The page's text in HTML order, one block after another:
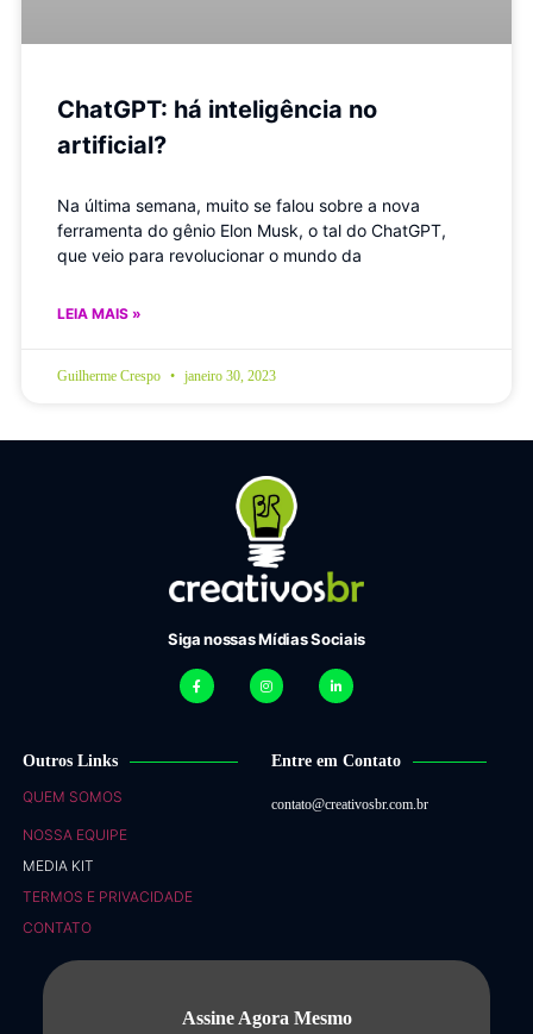
ChatGPT: há inteligência no
artificial?
Na última semana, muito se falou sobre a nova
ferramenta do gênio Elon Musk, o tal do ChatGPT,
que veio para revolucionar o mundo da
LEIA MAIS »
Guilherme Crespo janeiro 30, 2023
Siga nossas Mídias Sociais
Outros Links
QUEM SOMOS
NOSSA EQUIPE
MEDIA KIT
TERMOS E PRIVACIDADE
CONTATO
Entre em Contato
contato@creativosbr.com.br
Assine Agora Mesmo